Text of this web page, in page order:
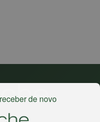
de novo